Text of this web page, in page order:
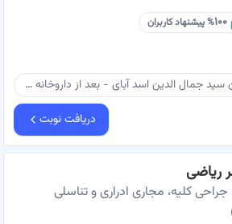
۱۰۰% پیشنهاد کاربران
بندرعباس - ابتدای خیابان سید جمال الدین اسد آبای - بعد از داروخانه مهر - ساختمان آرژین - طبقه ۳ واحد ۳۰۹ - دکتر رمضانیان نیک
دریافت نوبت
ریاضی
کلیه، مجاری ادراری و تناسلی